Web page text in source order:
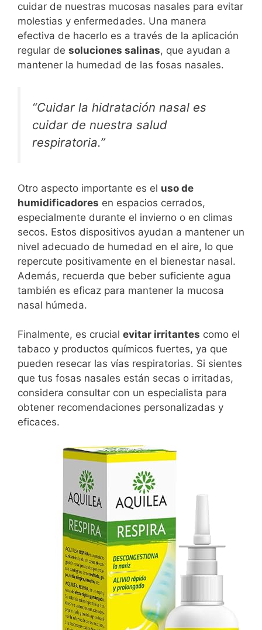
cuidar de nuestras mucosas nasales para evitar
molestias y enfermedades. Una manera
efectiva de hacerlo es a través de la aplicación
regular de soluciones salinas, que ayudan a
mantener la humedad de las fosas nasales.
“Cuidar la hidratación nasal es
cuidar de nuestra salud
respiratoria.”
Otro aspecto importante es el uso de
humidificadores en espacios cerrados,
especialmente durante el invierno o en climas
secos. Estos dispositivos ayudan a mantener un
nivel adecuado de humedad en el aire, lo que
repercute positivamente en el bienestar nasal.
Además, recuerda que beber suficiente agua
también es eficaz para mantener la mucosa
nasal húmeda.
Finalmente, es crucial evitar irritantes como el
tabaco y productos químicos fuertes, ya que
pueden resecar las vías respiratorias. Si sientes
que tus fosas nasales están secas o irritadas,
considera consultar con un especialista para
obtener recomendaciones personalizadas y
eficaces.